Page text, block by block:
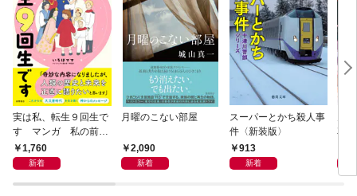
実は私、転生９回生で
す マンガ 私の前世
物語1,760
新着
月曜のこない部屋
2,090
新着
スーパーとかち殺人事
件〈新装版〉
913
新着
花